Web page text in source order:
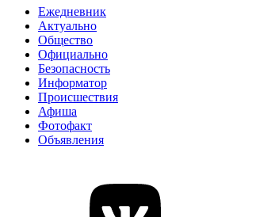
Ежедневник
Актуально
Общество
Официально
Безопасность
Информатор
Происшествия
Афиша
Фотофакт
Объявления